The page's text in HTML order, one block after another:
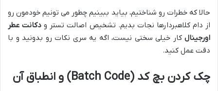
حالا که خطرات رو شناختیم، بیاید ببینیم چطور می تونیم خودمون رو
از دام کلاهبردارها نجات بدیم. تشخیص اصالت تستر و دکانت عطر
اورجینال کار خیلی سختی نیست، اگه یه سری نکات رو بدونید و با
دقت عمل کنید.
چک کردن بچ کد (Batch Code) و انطباق آن